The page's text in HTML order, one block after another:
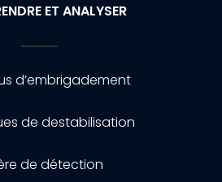
ET ANALYSER
d’embrigadement
de destabilisation
de détection